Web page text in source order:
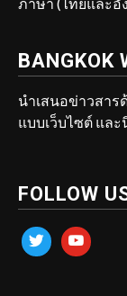
BANGKOK
นำเสนอข่าวสาร
แบบเว็บไซต์ แล
FOLLOW
twitter youtube